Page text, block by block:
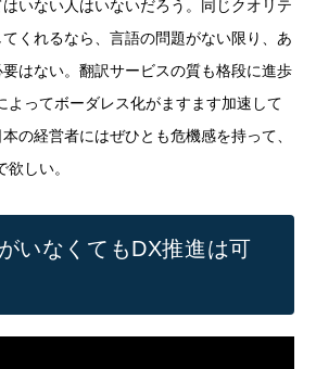
いない人はいないだろう。同じクオリテ
くれるなら、言語の問題がない限り、あ
はない。翻訳サービスの質も格段に進歩
よってボーダレス化がますます加速して
の経営者にはぜひとも危機感を持って、
しい。
いなくてもDX推進は可